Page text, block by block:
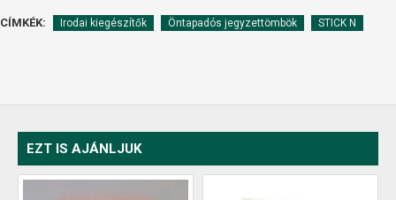
CÍMKÉK: Irodai kiegészítők Öntapadós jegyzettömbök STICK N
EZT IS AJÁNLJUK